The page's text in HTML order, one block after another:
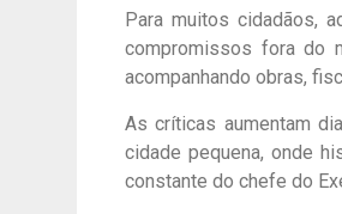
Para muitos cidadãos,
compromissos fora do
acompanhando obras,
As críticas aumentam
cidade pequena, onde
constante do chefe do